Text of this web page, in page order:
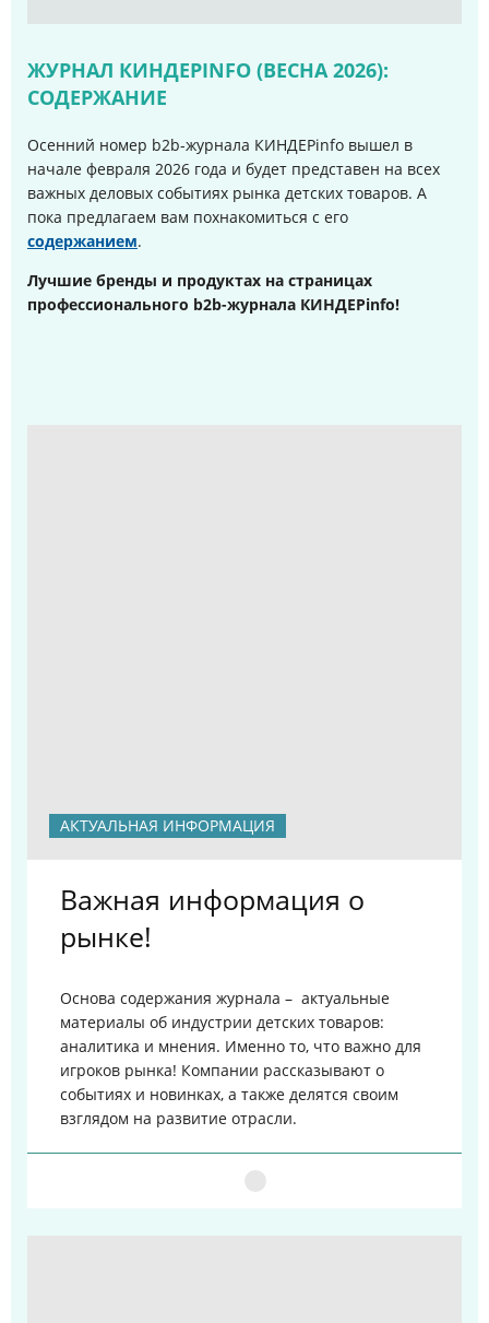
ЖУРНАЛ КИНДЕРINFO (ВЕСНА 2026):
СОДЕРЖАНИЕ
Осенний номер b2b-журнала КИНДЕРinfo вышел в
начале февраля 2026 года и будет представен на всех
важных деловых событиях рынка детских товаров. А
пока предлагаем вам похнакомиться с его
содержанием.
Лучшие бренды и продуктах на страницах
профессионального b2b-журнала КИНДЕРinfo!
АКТУАЛЬНАЯ ИНФОРМАЦИЯ
Важная информация о
рынке!
Основа содержания журнала – актуальные
материалы об индустрии детских товаров:
аналитика и мнения. Именно то, что важно для
игроков рынка! Компании рассказывают о
событиях и новинках, а также делятся своим
взглядом на развитие отрасли.